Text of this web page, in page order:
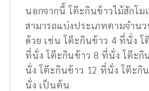
นอกจากนี้ โต๊ะกินข้าวไม้สักโม
สามารถแบ่งประเภทตามจำน
ด้วย เช่น โต๊ะกินข้าว 4 ที่นั่ง โ
ที่นั่ง โต๊ะกินข้าว 8 ที่นั่ง โต๊ะกิ
นั่ง โต๊ะกินข้าว 12 ที่นั่ง โต๊ะกิ
นั่ง เป็นต้น